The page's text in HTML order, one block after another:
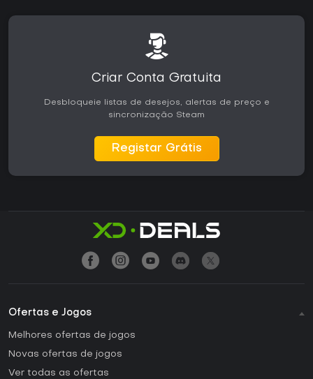
Criar Conta Gratuita
Desbloqueie listas de desejos, alertas de preço e
sincronização Steam
Registar Grátis
Ofertas e Jogos
Melhores ofertas de jogos
Novas ofertas de jogos
Ver todas as ofertas